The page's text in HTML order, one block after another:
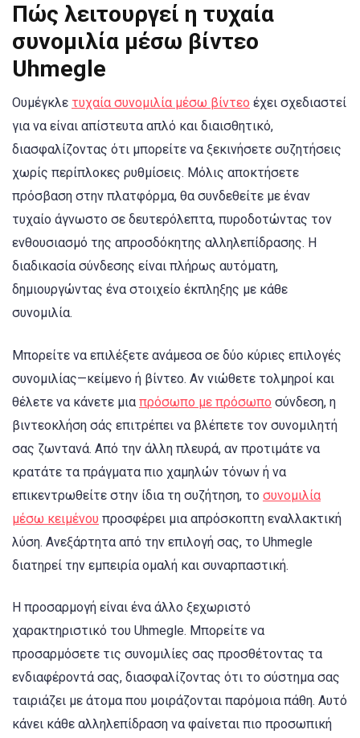
Πώς λειτουργεί η τυχαία
συνομιλία μέσω βίντεο
Uhmegle
Ουμέγκλε τυχαία συνομιλία μέσω βίντεο έχει σχεδιαστεί
για να είναι απίστευτα απλό και διαισθητικό,
διασφαλίζοντας ότι μπορείτε να ξεκινήσετε συζητήσεις
χωρίς περίπλοκες ρυθμίσεις. Μόλις αποκτήσετε
πρόσβαση στην πλατφόρμα, θα συνδεθείτε με έναν
τυχαίο άγνωστο σε δευτερόλεπτα, πυροδοτώντας τον
ενθουσιασμό της απροσδόκητης αλληλεπίδρασης. Η
διαδικασία σύνδεσης είναι πλήρως αυτόματη,
δημιουργώντας ένα στοιχείο έκπληξης με κάθε
συνομιλία.
Μπορείτε να επιλέξετε ανάμεσα σε δύο κύριες επιλογές
συνομιλίας—κείμενο ή βίντεο. Αν νιώθετε τολμηροί και
θέλετε να κάνετε μια πρόσωπο με πρόσωπο σύνδεση, η
βιντεοκλήση σάς επιτρέπει να βλέπετε τον συνομιλητή
σας ζωντανά. Από την άλλη πλευρά, αν προτιμάτε να
κρατάτε τα πράγματα πιο χαμηλών τόνων ή να
επικεντρωθείτε στην ίδια τη συζήτηση, το συνομιλία
μέσω κειμένου προσφέρει μια απρόσκοπτη εναλλακτική
λύση. Ανεξάρτητα από την επιλογή σας, το Uhmegle
διατηρεί την εμπειρία ομαλή και συναρπαστική.
Η προσαρμογή είναι ένα άλλο ξεχωριστό
χαρακτηριστικό του Uhmegle. Μπορείτε να
προσαρμόσετε τις συνομιλίες σας προσθέτοντας τα
ενδιαφέροντά σας, διασφαλίζοντας ότι το σύστημα σας
ταιριάζει με άτομα που μοιράζονται παρόμοια πάθη. Αυτό
κάνει κάθε αλληλεπίδραση να φαίνεται πιο προσωπική